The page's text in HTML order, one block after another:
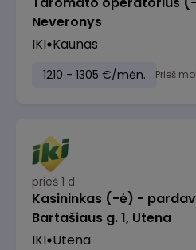
Neveronys
IKI Kaunas
1210 - 1305 €/mėn. Prieš
prieš 1 d.
Kasininkas (-ė) -
Bartašiaus g. 1, Utena
IKI Utena